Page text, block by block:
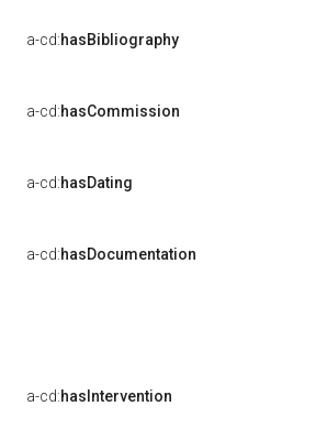
a-cd:hasBibliography
a-cd:hasCommission
a-cd:hasDating
a-cd:hasDocumentation
a-cd:hasIntervention